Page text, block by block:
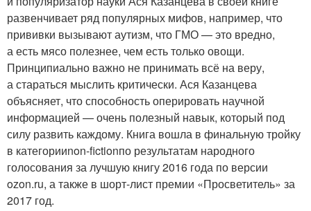
развенчивает ряд популярных мифов, например, что
прививки вызывают аутизм, что ГМО — это вредно,
а есть мясо полезнее, чем есть только овощи.
Принципиально важно не принимать всё на веру,
а стараться мыслить критически. Ася Казанцева
объясняет, что способность оперировать научной
информацией — очень полезный навык, который под
силу развить каждому. Книга вошла в финальную тройку
в категорииnon-fictionпо результатам народного
голосования за лучшую книгу 2016 года по версии
ozon.ru, а также в шорт-лист премии «Просветитель» за
2017 год.